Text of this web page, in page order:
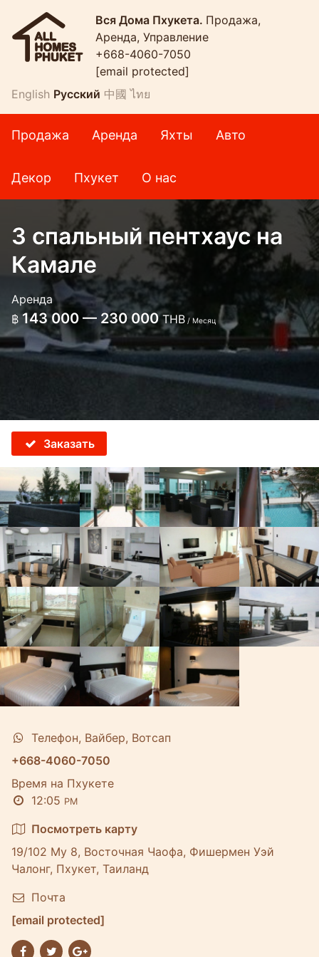
Вся Дома Пхукета. Продажа,
Аренда, Управление
+668-4060-7050
[email protected]
English Русский 中國 ไทย
Продажа Аренда Яхты Авто
Декор Пхукет О нас
3 спальный пентхаус на
Камале
Аренда
฿ 143 000 — 230 000THB / Месяц
Заказать
Телефон, Вайбер, Вотсап
+668-4060-7050
Время на Пхукете
12:05 PM
Посмотреть карту
19/102 Му 8, Восточная Чаофа, Фишермен Уэй
Чалонг, Пхукет, Таиланд
Почта
[email protected]